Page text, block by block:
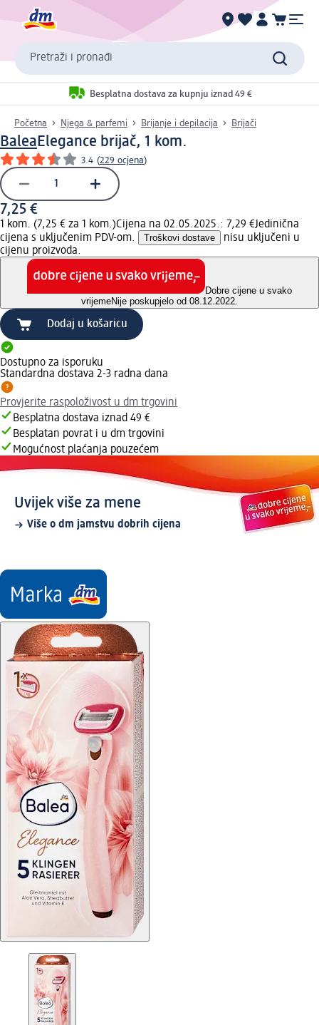
Pretraži i pronađi
Besplatna dostava za kupnju iznad 49 €
Početna Njega & parfemi Brijanje i depilacija Brijači
BaleaElegance brijač, 1 kom.
3.4 (229 ocjena)
7,25 €
1 kom. (7,25 € za 1 kom.)Cijena na 02.05.2025.: 7,29 €Jedinična
cijena s uključenim PDV-om.
Troškovi dostave
nisu uključeni u
cijenu proizvoda.
Dobre cijene u svako
vrijemeNije poskupjelo od 08.12.2022.
Dodaj u košaricu
Dostupno za isporuku
Standardna dostava 2-3 radna dana
Provjerite raspoloživost u dm trgovini
Besplatna dostava iznad 49 €
Besplatan povrat i u dm trgovini
Mogućnost plaćanja pouzećem
Uvijek više za mene
Više o dm jamstvu dobrih cijena